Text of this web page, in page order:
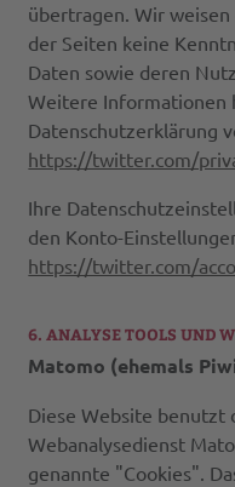
übertragen. Wir
der Seiten keine
Daten sowie deren
Weitere Informationen
Datenschutzerklärung
https://twitter.com/
Ihre
den Konto-
https://twitter.com/
6. ANALYSE TOOLS UND
Matomo (ehemals
Diese Website benutzt
Webanalysedienst
genannte "Cookies".